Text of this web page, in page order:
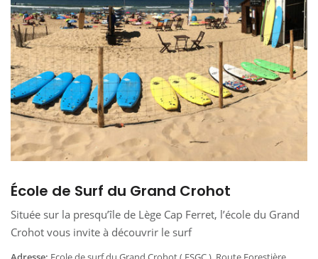
École de Surf du Grand Crohot
Située sur la presqu’île de Lège Cap Ferret, l’école du Grand
Crohot vous invite à découvrir le surf